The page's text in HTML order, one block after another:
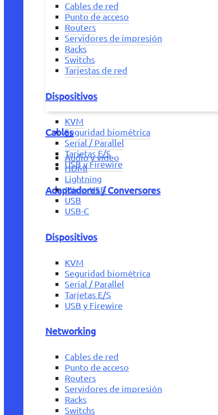
Cables de red
Punto de acceso
Routers
Servidores de impresión
Racks
Switchs
Tarjestas de red
Dispositivos
KVM
Seguridad biométrica
Serial / Parallel
Tarjetas E/S
USB y Firewire
Adaptadores / Conversores
Cables
Audio y vídeo
HDMI
Lightning
Micro USB
USB
USB-C
Dispositivos
KVM
Seguridad biométrica
Serial / Parallel
Tarjetas E/S
USB y Firewire
Networking
Cables de red
Punto de acceso
Routers
Servidores de impresión
Racks
Switchs